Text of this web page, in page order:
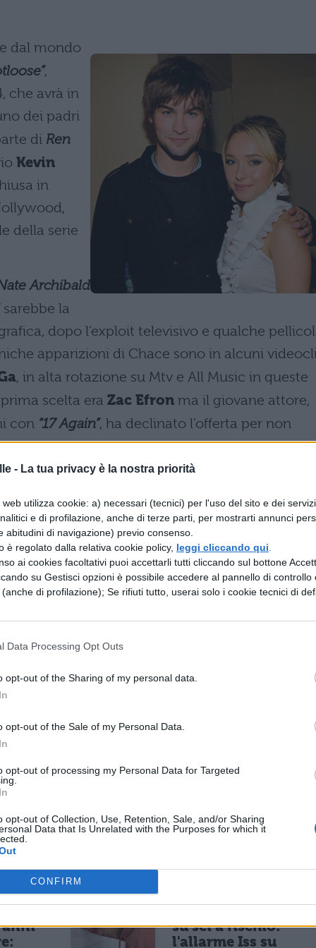
- La tua privacy è la nostra priorità
utilizza cookie: a) necessari (tecnici) per l'uso del sito e dei
e di profilazione, anche di terze parti, per mostrarti annunci
abitudini di navigazione) previo consenso.
è regolato dalla relativa cookie policy, leggi cliccando qui
ai cookies facoltativi puoi accettarli tutti cliccando sul bottone
su Gestisci opzioni è possibile accedere al pannello di controllo
di profilazione); Se rifiuti tutto, userai solo i cookie tecnici di
Data Processing Opt Outs
opt-out of the Sharing of my personal data.
opt-out of the Sale of my Personal Data.
opt-out of processing my Personal Data for Targeted
opt-out of Collection, Use, Retention, Sale, and/or Sharing
Data that Is Unrelated with the Purposes for which it
CONFIRM
dal mondo
,
che avrà in
dei padri
di Ren
Kevin
in
della serie
Archibald
sarebbe la
dopo l’exploit televisivo e qualche
apparizioni di Chace sono in alcuni
, in alta rotazione su Mtv e All Music in queste
scelta era Zac Efron ma il giovane attore,
con “17 Again”, ha declinato l’offerta per non
troppo simile a quelli interpretati finora
confezionato ad hoc proprio per il
Zac, rumors smentiti e scongiurati dal
pochi dubbi (manca solo l’ufficialità della
è la lotta per il ruolo diAriel, che fu diLori
ultime ore vuole un’altra star dei telefilm
stiamo parlando di
la diciannovenne biondina si sarebbe
stucco i produttori, incantati dalle abilità
da sempre una delle passioni dell’attrice
brani per diverse colonne sonore, ha
singolo,
anni
Oltre uno studente
su sei a rischio:
l'allarme Iss su